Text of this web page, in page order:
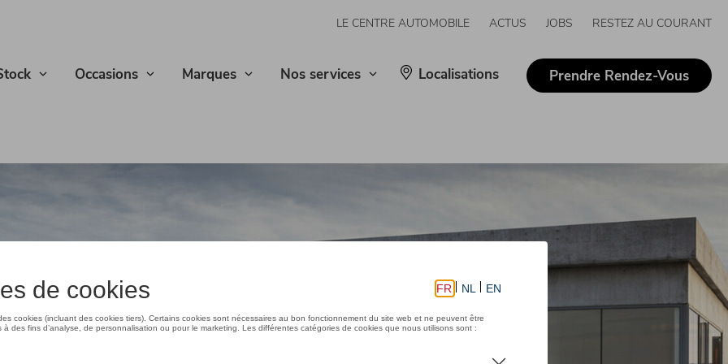
LE CENTRE AUTOMOBILE ACTUS JOBS RESTEZ AU COURANT
Occasions Marques Nos services Localisations Prendre Rendez-Vous